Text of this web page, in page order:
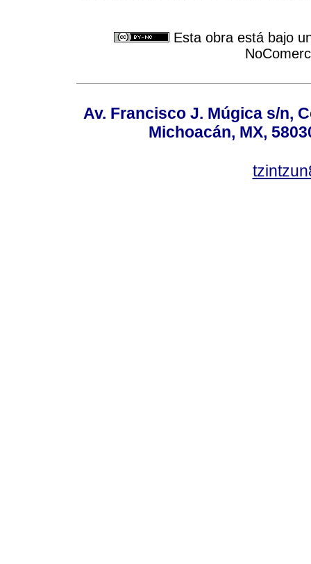
Esta obra está bajo
Av. Francisco J. Múgica s/n,
Michoacán, MX,